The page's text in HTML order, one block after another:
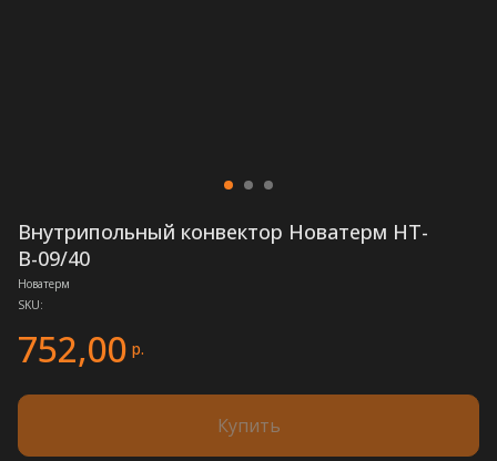
Внутрипольный конвектор Новатерм НТ-
В-09/40
Новатерм
SKU:
752,00 р.
Купить